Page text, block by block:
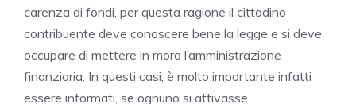
carenza di fondi, per questa ragione il cittadino
contribuente deve conoscere bene la legge e si deve
occupare di mettere in mora l’amministrazione
finanziaria. In questi casi, è molto importante infatti
essere informati, se ognuno si attivasse